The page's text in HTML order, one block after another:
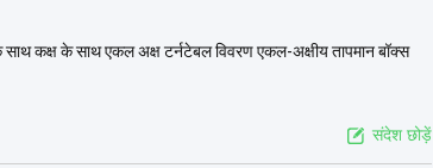
कक्ष के साथ एकल अक्ष टर्नटेबल विवरण एकल-अक्षीय तापमान बॉक्स
संदेश छोड़ें